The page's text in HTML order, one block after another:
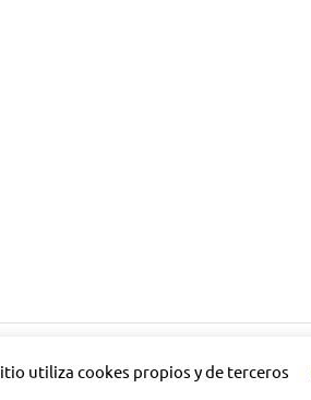
utiliza cookes propios y de terceros